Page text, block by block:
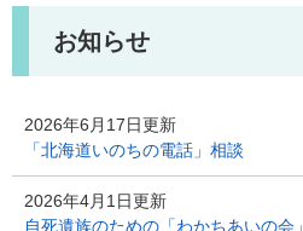
お知らせ
2026年6月17日更新
「北海道いのちの電話」相談
2026年4月1日更新
自死遺族のための「わかちあいの会」